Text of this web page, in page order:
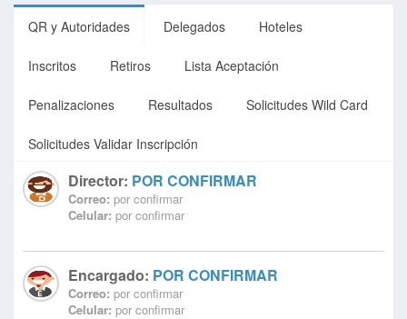
QR y Autoridades Delegados Hoteles
Inscritos Retiros Lista Aceptación
Penalizaciones Resultados Solicitudes Wild Card
Solicitudes Validar Inscripción
Director: POR CONFIRMAR
Correo: por confirmar
Celular: por confirmar
Encargado: POR CONFIRMAR
Correo: por confirmar
Celular: por confirmar